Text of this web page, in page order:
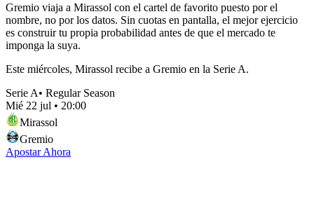
Gremio viaja a Mirassol con el cartel de favorito puesto por el
nombre, no por los datos. Sin cuotas en pantalla, el mejor ejercicio
es construir tu propia probabilidad antes de que el mercado te
imponga la suya.
Este miércoles, Mirassol recibe a Gremio en la Serie A.
Serie A• Regular Season
Mié 22 jul • 20:00
Mirassol
Gremio
Apostar Ahora